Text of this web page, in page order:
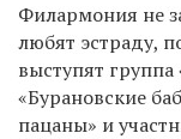
Филармония не
любят эстраду,
выступят
«Бурановские
пацаны» и